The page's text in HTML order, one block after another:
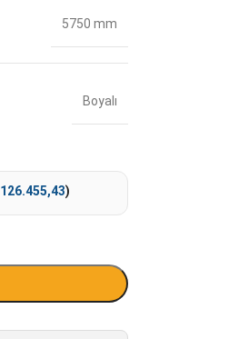
5750 mm
Boyalı
126.455,43)